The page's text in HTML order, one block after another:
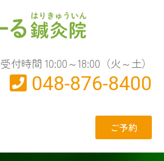
付時間 10:00～18:00（火～土）
048-876-8400
ご予約